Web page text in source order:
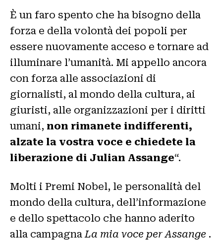
È un faro spento che ha bisogno della
forza e della volontà dei popoli per
essere nuovamente acceso e tornare ad
illuminare l’umanità. Mi appello ancora
con forza alle associazioni di
giornalisti, al mondo della cultura, ai
giuristi, alle organizzazioni per i diritti
umani, non rimanete indifferenti,
alzate la vostra voce e chiedete la
liberazione di Julian Assange“.
Molti i Premi Nobel, le personalità del
mondo della cultura, dell’informazione
e dello spettacolo che hanno aderito
alla campagnaLa mia voce per Assange .